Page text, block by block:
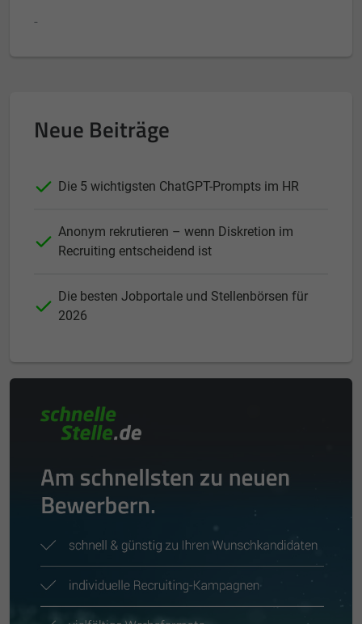
Neue Beiträge
Die 5 wichtigsten ChatGPT-Prompts im HR
Anonym rekrutieren – wenn Diskretion im
Recruiting entscheidend ist
Die besten Jobportale und Stellenbörsen für
2026
-